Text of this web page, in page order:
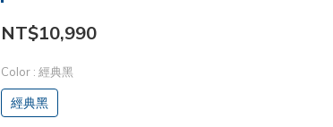
NT$10,990
Color : 經典黑
經典黑